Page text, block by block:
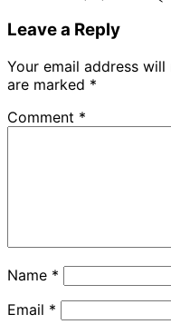
Leave a Reply
Your email address
are marked *
Comment *
Name *
Email *